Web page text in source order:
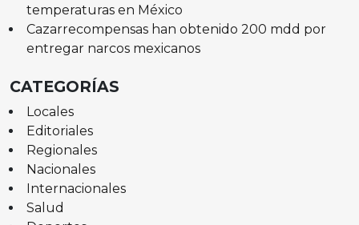
temperaturas en México
Cazarrecompensas han obtenido 200 mdd por
entregar narcos mexicanos
CATEGORÍAS
Locales
Editoriales
Regionales
Nacionales
Internacionales
Salud